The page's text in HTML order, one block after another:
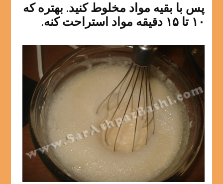
پس با بقیه مواد مخلوط کنید. بهتره که
۱۰ تا ۱۵ دقیقه مواد استراحت کنه.